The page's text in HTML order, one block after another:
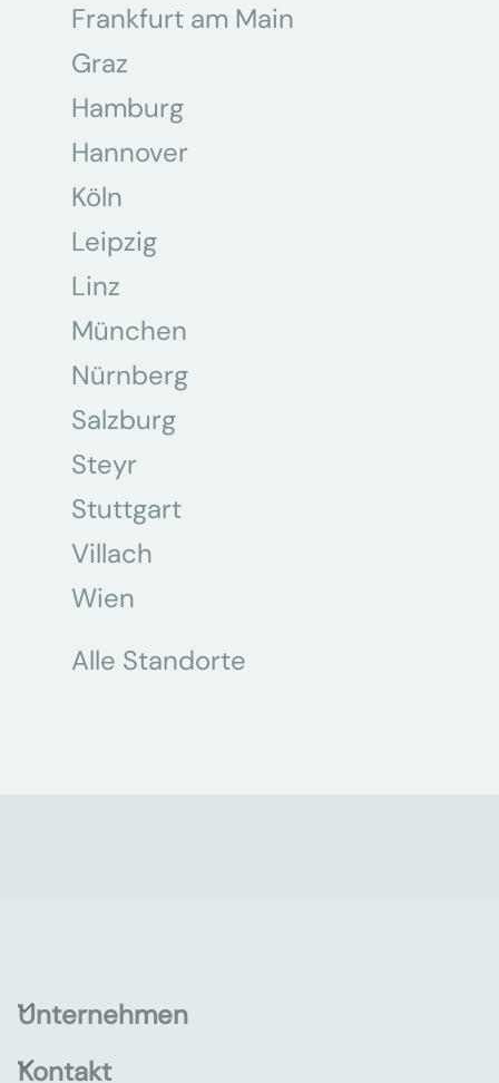
Frankfurt am Main
Graz
Hamburg
Hannover
Köln
Leipzig
Linz
München
Nürnberg
Salzburg
Steyr
Stuttgart
Villach
Wien
Alle Standorte
Unternehmen
Kontakt